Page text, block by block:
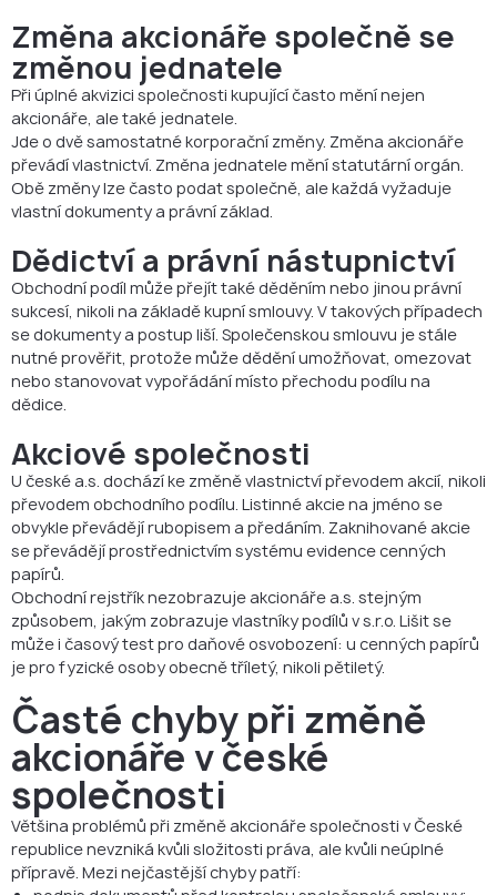
Změna akcionáře společně se
změnou jednatele
Při úplné akvizici společnosti kupující často mění nejen
akcionáře, ale také jednatele.
Jde o dvě samostatné korporační změny. Změna akcionáře
převádí vlastnictví. Změna jednatele mění statutární orgán.
Obě změny lze často podat společně, ale každá vyžaduje
vlastní dokumenty a právní základ.
Dědictví a právní nástupnictví
Obchodní podíl může přejít také děděním nebo jinou právní
sukcesí, nikoli na základě kupní smlouvy. V takových případech
se dokumenty a postup liší. Společenskou smlouvu je stále
nutné prověřit, protože může dědění umožňovat, omezovat
nebo stanovovat vypořádání místo přechodu podílu na
dědice.
Akciové společnosti
U české a.s. dochází ke změně vlastnictví převodem akcií, nikoli
převodem obchodního podílu. Listinné akcie na jméno se
obvykle převádějí rubopisem a předáním. Zaknihované akcie
se převádějí prostřednictvím systému evidence cenných
papírů.
Obchodní rejstřík nezobrazuje akcionáře a.s. stejným
způsobem, jakým zobrazuje vlastníky podílů v s.r.o. Lišit se
může i časový test pro daňové osvobození: u cenných papírů
je pro fyzické osoby obecně tříletý, nikoli pětiletý.
Časté chyby při změně
akcionáře v české
společnosti
Většina problémů při změně akcionáře společnosti v České
republice nevzniká kvůli složitosti práva, ale kvůli neúplné
přípravě. Mezi nejčastější chyby patří: